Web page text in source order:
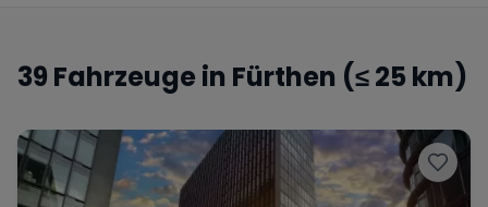
39 Fahrzeuge in Fürthen (≤ 25 km)